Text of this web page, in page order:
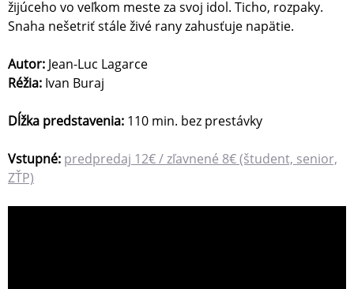
žijúceho vo veľkom meste za svoj idol. Ticho, rozpaky.
Snaha nešetriť stále živé rany zahusťuje napätie.
Autor: Jean-Luc Lagarce
Réžia: Ivan Buraj
Dĺžka predstavenia: 110 min. bez prestávky
Vstupné: predpredaj 12€ / zľavnené 8€ (študent, senior,
ZŤP)